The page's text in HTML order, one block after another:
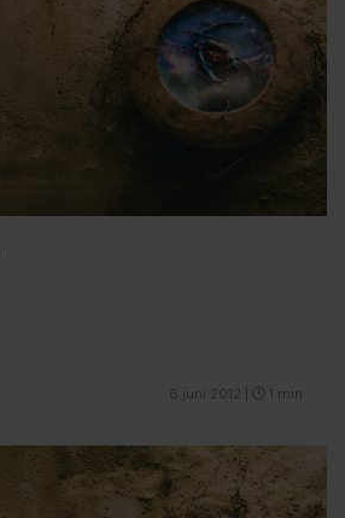
6 juni 2012 1 min